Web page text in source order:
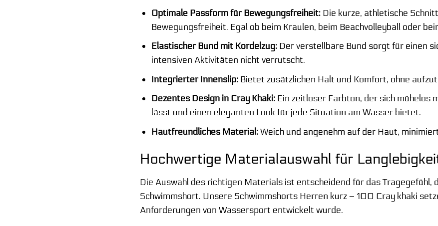
Optimale Passform für Bewegungsfreiheit: Die kurze, athletische
Bewegungsfreiheit. Egal ob beim Kraulen, beim Beachvolleyball oder
Elastischer Bund mit Kordelzug: Der verstellbare Bund sorgt für einen
intensiven Aktivitäten nicht verrutscht.
Integrierter Innenslip: Bietet zusätzlichen Halt und Komfort, ohne
Dezentes Design in Cray Khaki: Ein zeitloser Farbton, der sich
lässt und einen eleganten Look für jede Situation am Wasser bietet.
Hautfreundliches Material:Weich und angenehm auf der Haut,
Hochwertige Materialauswahl für
Die Auswahl des richtigen Materials ist entscheidend für das Tragegefühl,
Schwimmshort. Unsere Schwimmshorts Herren kurz – 100 Cray khaki
Anforderungen von Wassersport entwickelt wurde.